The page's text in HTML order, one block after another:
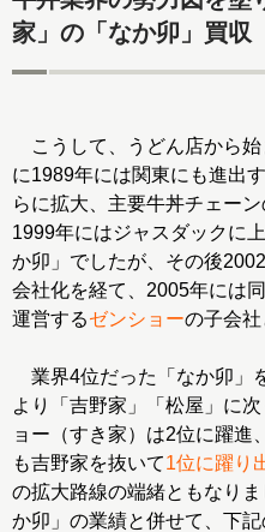
家」の「なか卯」買収
こうして、うどん店から始
に1989年には関東にも進出
らに拡大、主要牛丼チェーン
1999年にはジャスダックに
か卯」でしたが、その後
会社化を経て、2005年には
運営するゼンショーの子会社
業界4位だった「なか卯」
より「吉野家」「松屋」に
ョー（すき家）は2位に躍進
も吉野家を抜いて1位に躍り
の拡大路線の端緒ともなり
か卯」の業績と併せて、下